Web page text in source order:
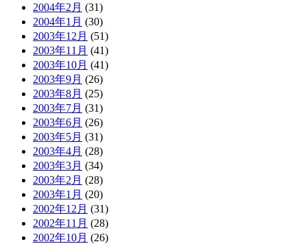
2004年2月 (31)
2004年1月 (30)
2003年12月 (51)
2003年11月 (41)
2003年10月 (41)
2003年9月 (26)
2003年8月 (25)
2003年7月 (31)
2003年6月 (26)
2003年5月 (31)
2003年4月 (28)
2003年3月 (34)
2003年2月 (28)
2003年1月 (20)
2002年12月 (31)
2002年11月 (28)
2002年10月 (26)